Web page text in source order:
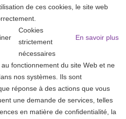
de ces cookies, le site web
En savoir plus
Cookies
strictement
nécessaires
fonctionnement du site Web et ne
nos systèmes. Ils sont
réponse à des actions que vous
une demande de services, telles
en matière de confidentialité, la